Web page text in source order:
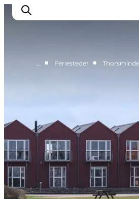
Events
Overnatning
Planlæg din ferie
… ■ Feriesteder ■ Thorsminde